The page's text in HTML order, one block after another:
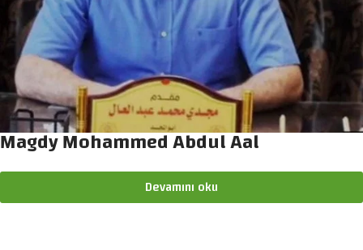
Magdy Mohammed Abdul Aal
Devamını oku